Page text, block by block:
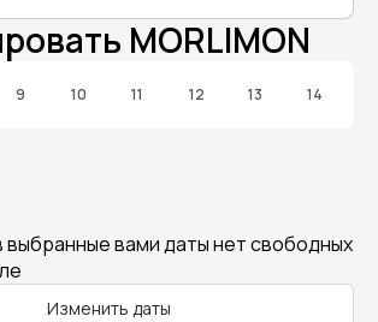
MORLIMON
9 10 11 12 13 14
вами даты нет свободных
Изменить даты